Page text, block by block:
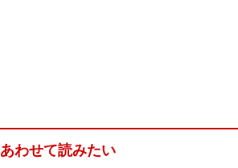
あわせて読みたい